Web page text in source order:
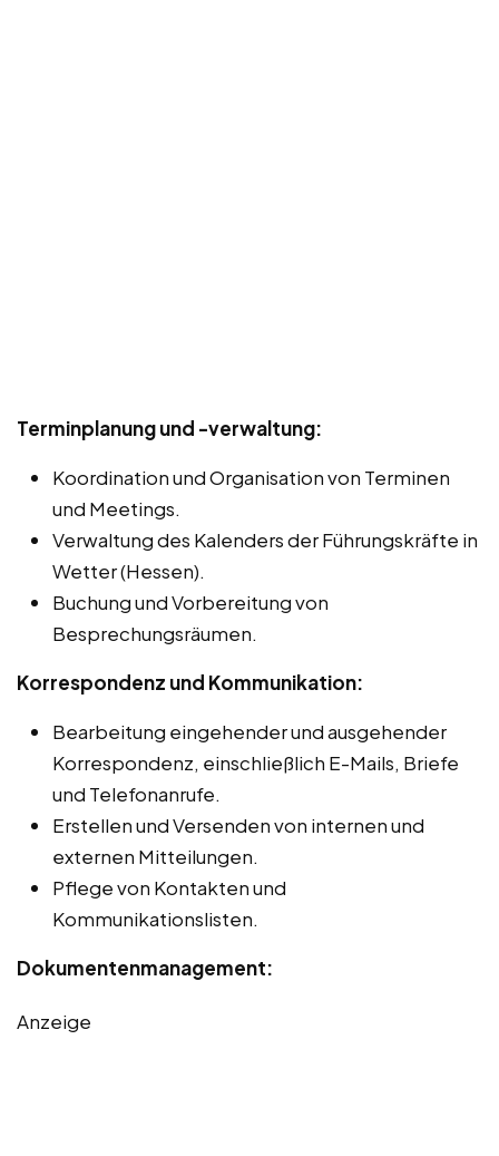
Terminplanung und -verwaltung:
Koordination und Organisation von Terminen
und Meetings.
Verwaltung des Kalenders der Führungskräfte in
Wetter (Hessen).
Buchung und Vorbereitung von
Besprechungsräumen.
Korrespondenz und Kommunikation:
Bearbeitung eingehender und ausgehender
Korrespondenz, einschließlich E-Mails, Briefe
und Telefonanrufe.
Erstellen und Versenden von internen und
externen Mitteilungen.
Pflege von Kontakten und
Kommunikationslisten.
Dokumentenmanagement:
Anzeige